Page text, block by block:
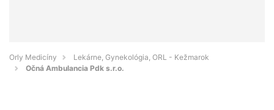
Orly Medicíny
Lekárne, Gynekológia, ORL - Kežmarok
Očná Ambulancia Pdk s.r.o.